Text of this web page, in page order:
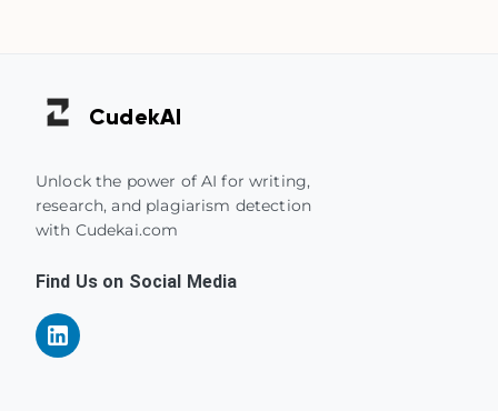
CudekAI
Unlock the power of AI for writing,
research, and plagiarism detection
with Cudekai.com
Find Us on Social Media